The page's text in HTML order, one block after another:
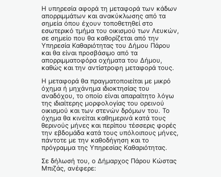
Η υπηρεσία αφορά τη μεταφορά των κάδων
απορριμμάτων και ανακύκλωσης από τα
σημεία όπου έχουν τοποθετηθεί στο
εσωτερικό τμήμα του οικισμού των Λευκών,
σε σημείο που θα καθορίζεται από την
Υπηρεσία Καθαριότητας του Δήμου Πάρου
και θα είναι προσβάσιμο από τα
απορριμματοφόρα οχήματα του Δήμου,
καθώς και την αντίστροφη μεταφορά τους.
Η μεταφορά θα πραγματοποιείται με μικρό
όχημα ή μηχάνημα ιδιοκτησίας του
αναδόχου, το οποίο είναι απαραίτητο λόγω
της ιδιαίτερης μορφολογίας του ορεινού
οικισμού και των στενών δρόμων του. Το
όχημα θα κινείται καθημερινά κατά τους
θερινούς μήνες και περίπου τέσσερις φορές
την εβδομάδα κατά τους υπόλοιπους μήνες,
πάντοτε με την καθοδήγηση και το
πρόγραμμα της Υπηρεσίας Καθαριότητας.
Σε δήλωσή του, ο Δήμαρχος Πάρου Κώστας
Μπιζάς, ανέφερε: